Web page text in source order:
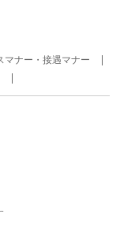
マナー・接遇マナー